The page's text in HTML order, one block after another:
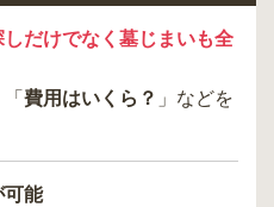
しだけでなく墓じまいも全
「 費用はいくら？ 」などを
可能